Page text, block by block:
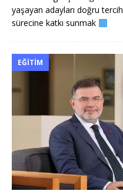
yaşayan adayları doğru
sürecine katkı sunmak
EĞITIM